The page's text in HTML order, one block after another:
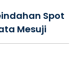
Spot
Mesuji